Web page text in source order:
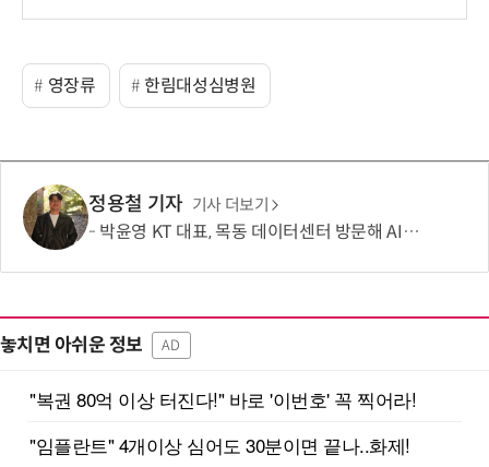
영장류 한림대성심병원
정용철 기자 기사 더보기
박윤영 KT 대표, 목동 데이터센터 방문해 AIDC 기술 점검
놓치면 아쉬운 정보 AD